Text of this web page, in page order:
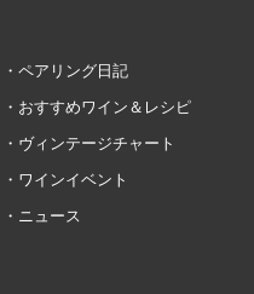
ペアリング日記
おすすめワイン＆レシピ
ヴィンテージチャート
ワインイベント
ニュース